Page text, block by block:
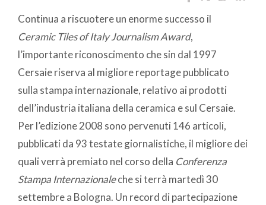
Continua a riscuotere un enorme successo il
Ceramic Tiles of Italy Journalism Award,
l’importante riconoscimento che sin dal 1997
Cersaie riserva al migliore reportage pubblicato
sulla stampa internazionale, relativo ai prodotti
dell’industria italiana della ceramica e sul Cersaie.
Per l’edizione 2008 sono pervenuti 146 articoli,
pubblicati da 93 testate giornalistiche, il migliore dei
quali verrà premiato nel corso della Conferenza
Stampa Internazionaleche si terrà martedì 30
settembre a Bologna. Un record di partecipazione